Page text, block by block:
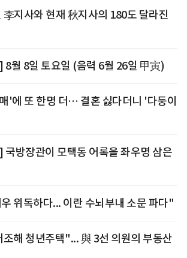
지사와 현재 秋지사의 180도 달라진
8월 8일 토요일 (음력 6월 26일 甲寅)
'에 또 한명 더… 결혼 싫다더니 '다둥이
국방장관이 모택동 어록을 좌우명 삼은
위독하다... 이란 수뇌부내 소문 파다"
해 청년주택"... 與 3선 의원의 부동산